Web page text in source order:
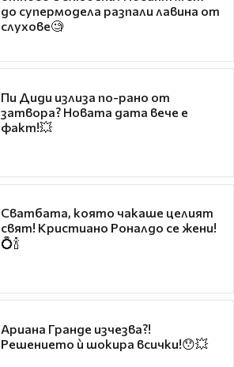
до супермодела разпали лавина от
слухове🧐
Пи Диди излиза по-рано от
затвора? Новата дата вече е
факт!💥
Сватбата, която чакаше целият
свят! Кристиано Роналдо се жени!
💍🍾
Ариана Гранде изчезва?!
Решението ѝ шокира всички!😯💥